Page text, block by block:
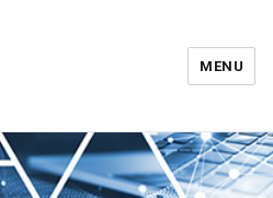
Hubert
MENU